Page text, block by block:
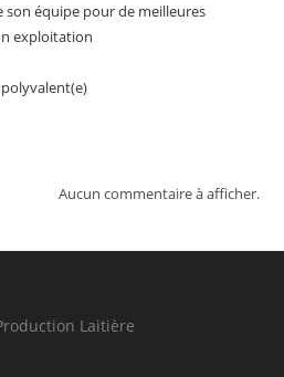
équipe pour de meilleures
exploitation
polyvalent(e)
Aucun commentaire à afficher.
Laitière